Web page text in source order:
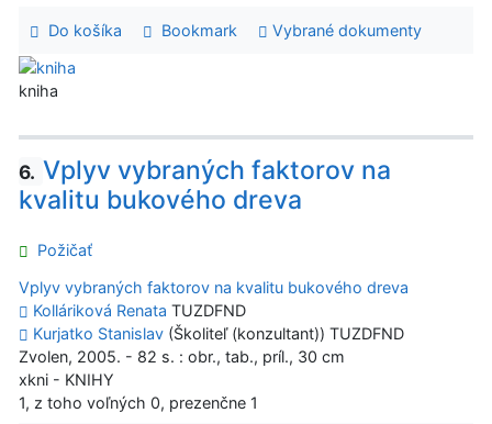
Do košíka Bookmark Vybrané dokumenty
kniha
6. Vplyv vybraných faktorov na
kvalitu bukového dreva
Požičať
Vplyv vybraných faktorov na kvalitu bukového dreva
Kolláriková Renata TUZDFND
Kurjatko Stanislav (Školiteľ (konzultant)) TUZDFND
Zvolen, 2005. - 82 s. : obr., tab., príl., 30 cm
xkni - KNIHY
1, z toho voľných 0, prezenčne 1